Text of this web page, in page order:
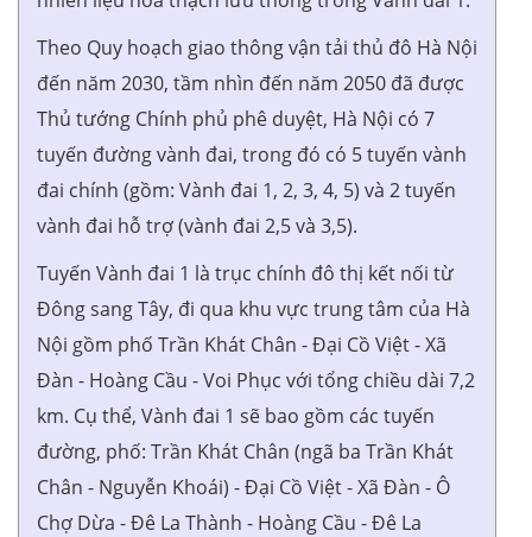
Theo Quy hoạch giao thông vận tải thủ đô Hà Nội
đến năm 2030, tầm nhìn đến năm 2050 đã được
Thủ tướng Chính phủ phê duyệt, Hà Nội có 7
tuyến đường vành đai, trong đó có 5 tuyến vành
đai chính (gồm: Vành đai 1, 2, 3, 4, 5) và 2 tuyến
vành đai hỗ trợ (vành đai 2,5 và 3,5).
Tuyến Vành đai 1 là trục chính đô thị kết nối từ
Đông sang Tây, đi qua khu vực trung tâm của Hà
Nội gồm phố Trần Khát Chân - Đại Cồ Việt - Xã
Đàn - Hoàng Cầu - Voi Phục với tổng chiều dài 7,2
km. Cụ thể, Vành đai 1 sẽ bao gồm các tuyến
đường, phố: Trần Khát Chân (ngã ba Trần Khát
Chân - Nguyễn Khoái) - Đại Cồ Việt - Xã Đàn - Ô
Chợ Dừa - Đê La Thành - Hoàng Cầu - Đê La